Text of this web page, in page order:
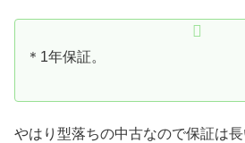
＊1年保証。
やはり型落ちの中古なので保証は